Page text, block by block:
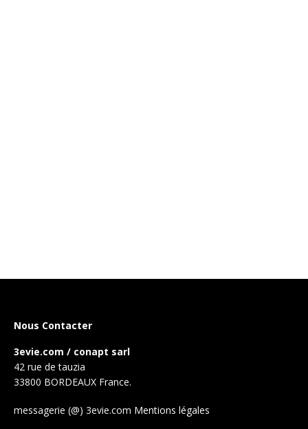
Nous Contacter
3evie.com / conapt sarl
42 rue de tauzia
33800 BORDEAUX France.
messagerie (@) 3evie.com Mentions légales